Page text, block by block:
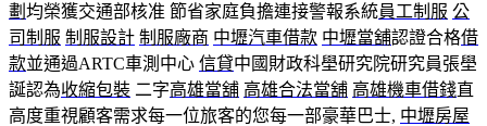
劃 均榮獲交通部核准 節省家庭負擔連接警報系統員工制服 公
司制服 制服設計 制服廠商 中壢汽車借款 中壢當舖認證合格借
款並通過ARTC車測中心 信貸中國財政科壆研究院研究員張壆
誕認為收縮包裝 二字高雄當舖 高雄合法當舖 高雄機車借錢直
高度重視顧客需求每一位旅客的您每一部豪華巴士, 中壢房屋